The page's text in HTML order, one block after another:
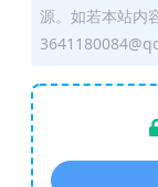
源。如若本站内